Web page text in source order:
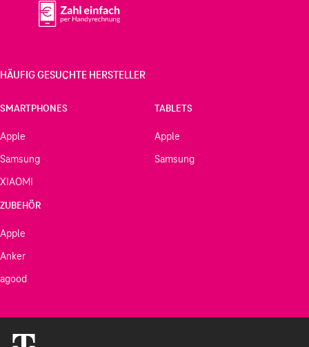
HÄUFIG GESUCHTE HERSTELLER
SMARTPHONES
Apple
Samsung
XIAOMI
TABLETS
Apple
Samsung
ZUBEHÖR
Apple
Anker
agood